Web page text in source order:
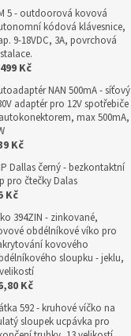
5 - outdoorová kovová
kódová klávesnice,
9-18VDC, 3A, povrchová
Kč
NAN 500mA - síťový
adaptér pro 12V spotřebiče
max 500mA,
Kč
Dallas černý - bezkontaktní
pro čtečky Dalas
Kč
394ZIN - zinkované,
obdélníkové víko pro
kovového
sloupku - jeklu,
Kč
592 - kruhové víčko na
sloupek ucpávka pro